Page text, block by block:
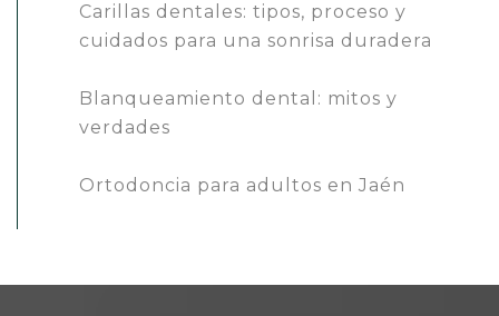
Carillas dentales: tipos, proceso y
cuidados para una sonrisa duradera
Blanqueamiento dental: mitos y
verdades
Ortodoncia para adultos en Jaén